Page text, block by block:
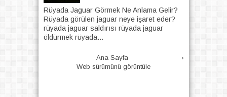
Rüyada Jaguar Görmek Ne Anlama Gelir?
Rüyada görülen jaguar neye işaret eder?
rüyada jaguar saldırısı rüyada jaguar
öldürmek rüyada...
›
Ana Sayfa
Web sürümünü görüntüle